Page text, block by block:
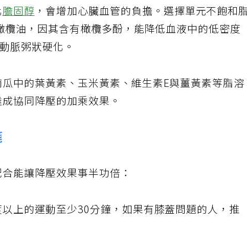
膽固醇 ，會增加心臟血管的負擔。選擇單元不飽和
油，因其含有橄欖多酚，能降低血液中的低密度
脈粥狀硬化。
中的葉黃素、玉米黃素、維生素E與薑黃素等脂溶
協同降壓的加乘效果。
能讓降壓效果事半功倍：
上的運動至少30分鐘，如果有膝蓋問題的人，推